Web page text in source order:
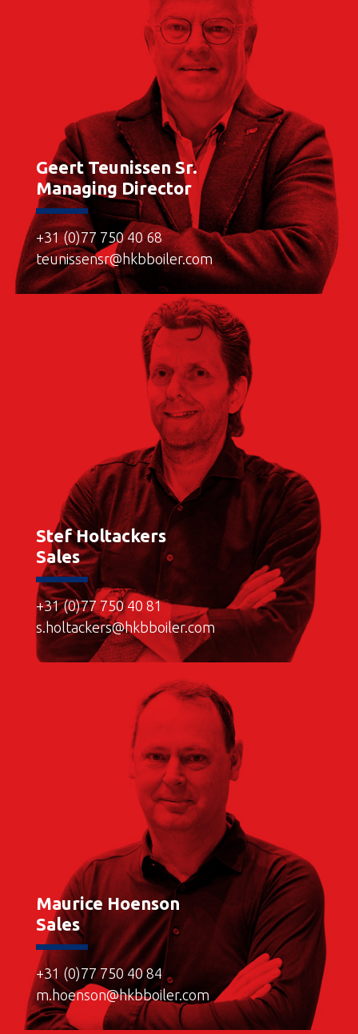
Geert Teunissen Sr.
Managing Director
+31 (0)77 750 40 68
teunissensr@hkbboiler.com
Stef Holtackers
Sales
+31 (0)77 750 40 81
s.holtackers@hkbboiler.com
Maurice Hoenson
Sales
+31 (0)77 750 40 84
m.hoenson@hkbboiler.com